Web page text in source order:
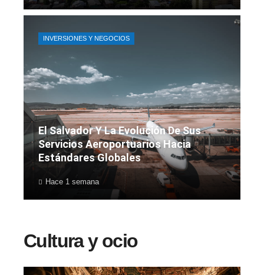
INVERSIONES Y NEGOCIOS
El Salvador Y La Evolución De Sus
Servicios Aeroportuarios Hacia
Estándares Globales
Hace 1 semana
Cultura y ocio